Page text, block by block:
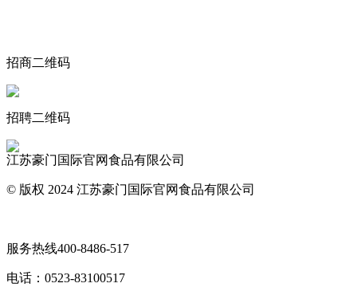
招商二维码
招聘二维码
江苏豪门国际官网食品有限公司
© 版权 2024 江苏豪门国际官网食品有限公司
服务热线400-8486-517
电话： 0523-83100517